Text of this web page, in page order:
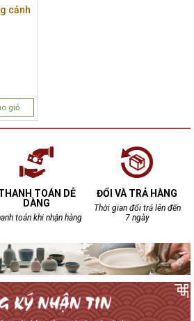
cảnh
giỏ
TOÁN DỄ
DÀNG
toán khi nhận hàng
ĐỔI VÀ TRẢ HÀNG
Thời gian đổi trả lên đến
7 ngày